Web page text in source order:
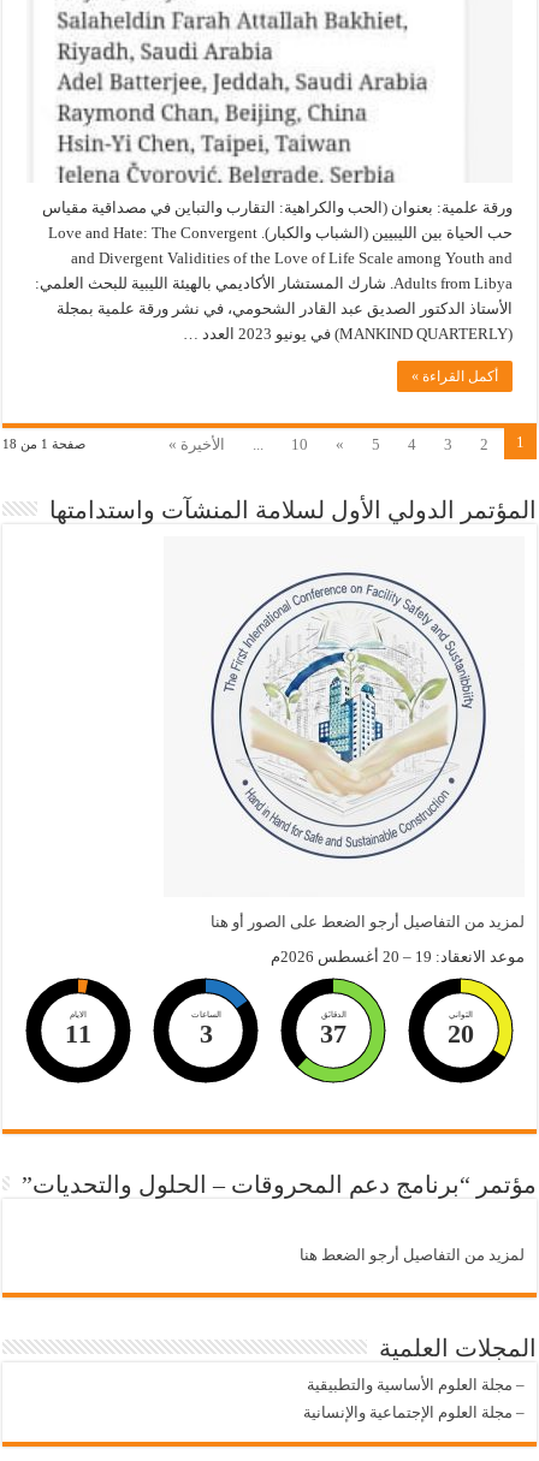
ورقة علمية: بعنوان (الحب والكراهية: التقارب والتباين في مصداقية مقياس
حب الحياة بين الليبيين (الشباب والكبار). Love and Hate: The Convergent
and Divergent Validities of the Love of Life Scale among Youth and
Adults from Libya. شارك المستشار الأكاديمي بالهيئة الليبية للبحث العلمي:
الأستاذ الدكتور الصديق عبد القادر الشحومي، في نشر ورقة علمية بمجلة
(MANKIND QUARTERLY) في يونيو 2023 العدد …
أكمل القراءة »
صفحة 1 من 18 1
2
3
4
5
»
10 الأخيرة »
المؤتمر الدولي الأول لسلامة المنشآت واستدامتها
لمزيد من التفاصيل أرجو الضعط على الصور أو هنا
موعد الانعقاد: 19 – 20 أغسطس 2026م
الايام
11
الساعات
3
الدقائق
37
الثواني
18
مؤتمر “برنامج دعم المحروقات – الحلول والتحديات”
لمزيد من التفاصيل أرجو الضعط هنا
المجلات العلمية
– مجلة العلوم الأساسية والتطبيقية
– مجلة العلوم الإجتماعية والإنسانية